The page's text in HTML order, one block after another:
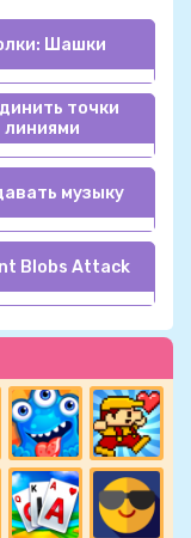
Шашки
точки
линиями
музыку
Blobs Attack